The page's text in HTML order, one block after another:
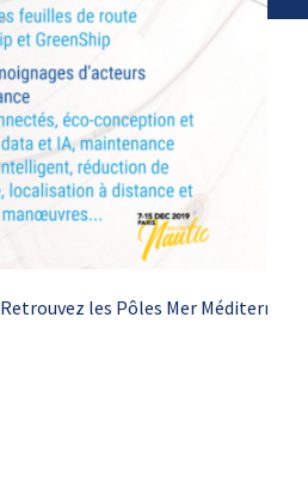
Retrouvez les Pôles Mer